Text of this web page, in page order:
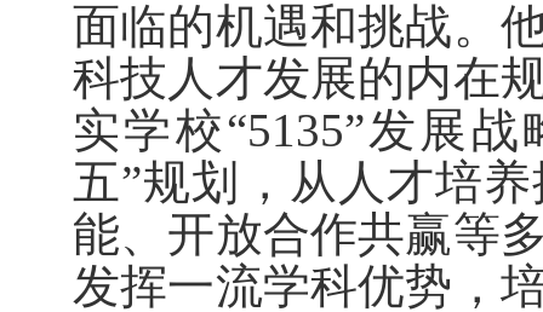
面临的机遇和挑战。
科技人才发展的内在
实学校“5135”发展战
五”规划，从人才培
能、开放合作共赢等
发挥一流学科优势，